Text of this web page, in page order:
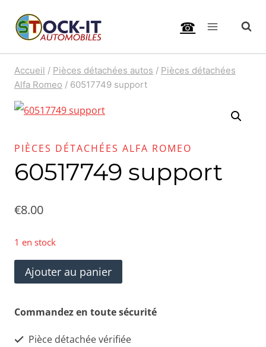
☎
Accueil / Pièces détachées autos / Pièces détachées
Alfa Romeo / 60517749 support
PIÈCES DÉTACHÉES ALFA ROMEO
60517749 support
€8.00
1 en stock
quantité
de
60517749
Ajouter au panier
Commandez en toute sécurité
Pièce détachée vérifiée